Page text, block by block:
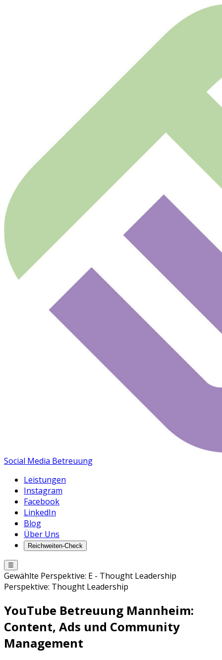
Social Media Betreuung
Leistungen
Instagram
Facebook
LinkedIn
Blog
Über Uns
Reichweiten-Check
☰
Gewählte Perspektive: E - Thought Leadership
Perspektive: Thought Leadership
YouTube Betreuung Mannheim:
Content, Ads und Community
Management